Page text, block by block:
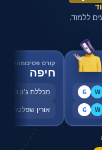
ללמוד.
W
G
W
G
קורס פסיכומטרי
חיפה
מכללת ג'ון
אורין שפלטר,